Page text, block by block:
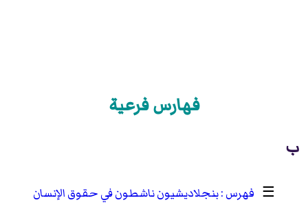
فهارس فرعية
ب
☰
بنجلاديشيون ناشطون في حقوق الإنسان